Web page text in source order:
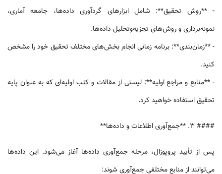
- **روش تحقیق**: شامل ابزارهای گردآوری داده‌ها، جامعه آماری،
نمونه‌برداری و روش‌های تجزیه‌وتحلیل داده‌ها.
- **زمان‌بندی**: برنامه زمانی انجام بخش‌های مختلف تحقیق خود را مشخص
کنید.
- **منابع و مراجع اولیه**: لیستی از مقالات و کتب اولیه‌ای که به عنوان پایه
تحقیق استفاده خواهید کرد.
#### 3. **جمع‌آوری اطلاعات و داده‌ها**
پس از تأیید پروپوزال، مرحله جمع‌آوری داده‌ها آغاز می‌شود. این داده‌ها
می‌توانند از منابع مختلفی جمع‌آوری شوند: